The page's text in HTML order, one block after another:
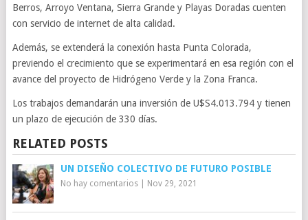
Berros, Arroyo Ventana, Sierra Grande y Playas Doradas cuenten
con servicio de internet de alta calidad.
Además, se extenderá la conexión hasta Punta Colorada,
previendo el crecimiento que se experimentará en esa región con el
avance del proyecto de Hidrógeno Verde y la Zona Franca.
Los trabajos demandarán una inversión de U$S4.013.794 y tienen
un plazo de ejecución de 330 días.
RELATED POSTS
UN DISEÑO COLECTIVO DE FUTURO POSIBLE
No hay comentarios| Nov 29, 2021